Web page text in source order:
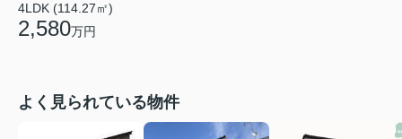
4LDK (114.27㎡)
2,580万円
よく見られている物件